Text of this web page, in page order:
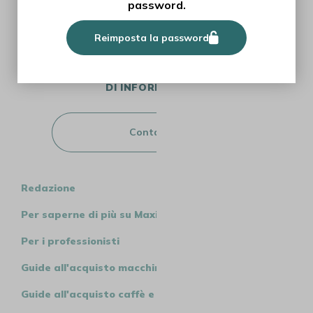
Iscriviti
Hai bisogno
DI INFORMAZIONI?
Contattaci
Redazione
Per saperne di più su MaxiCoffee
Per i professionisti
Guide all'acquisto macchine
Guide all'acquisto caffè e tè
password.
Reimposta la password